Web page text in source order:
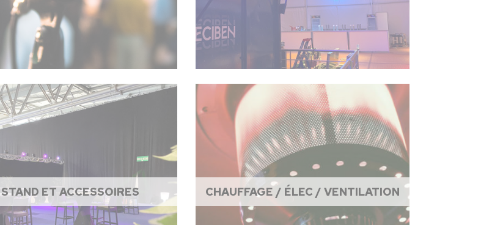
STAND ET ACCESSOIRES CHAUFFAGE / ÉLEC / VENTILATION